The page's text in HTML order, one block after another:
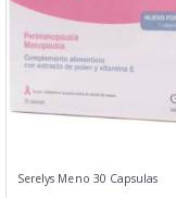
Serelys Meno 30 Capsulas